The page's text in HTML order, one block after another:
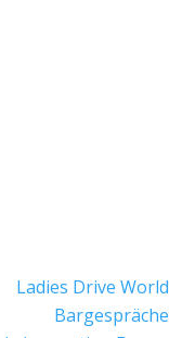
Ladies Drive World
Bargespräche